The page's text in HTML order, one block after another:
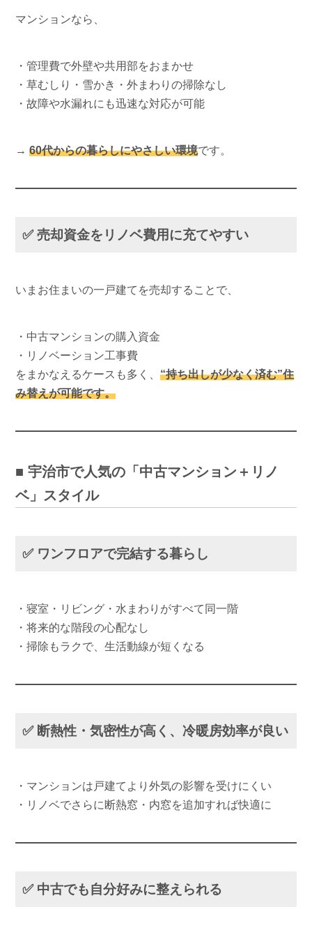
マンションなら、
・管理費で外壁や共用部をおまかせ
・草むしり・雪かき・外まわりの掃除なし
・故障や水漏れにも迅速な対応が可能
→60代からの暮らしにやさしい環境です。
✅ 売却資金をリノベ費用に充てやすい
いまお住まいの一戸建てを売却することで、
・中古マンションの購入資金
・リノベーション工事費
をまかなえるケースも多く、“持ち出しが少なく済む”住
み替えが可能です。
■ 宇治市で人気の「中古マンション＋リノ
ベ」スタイル
✅ ワンフロアで完結する暮らし
・寝室・リビング・水まわりがすべて同一階
・将来的な階段の心配なし
・掃除もラクで、生活動線が短くなる
✅ 断熱性・気密性が高く、冷暖房効率が良い
・マンションは戸建てより外気の影響を受けにくい
・リノベでさらに断熱窓・内窓を追加すれば快適に
✅ 中古でも自分好みに整えられる